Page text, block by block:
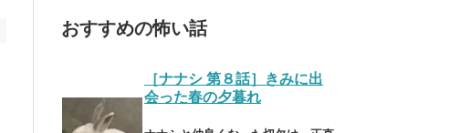
おすすめの怖い話
［ナナシ 第８話］きみに出
会った春の夕暮れ